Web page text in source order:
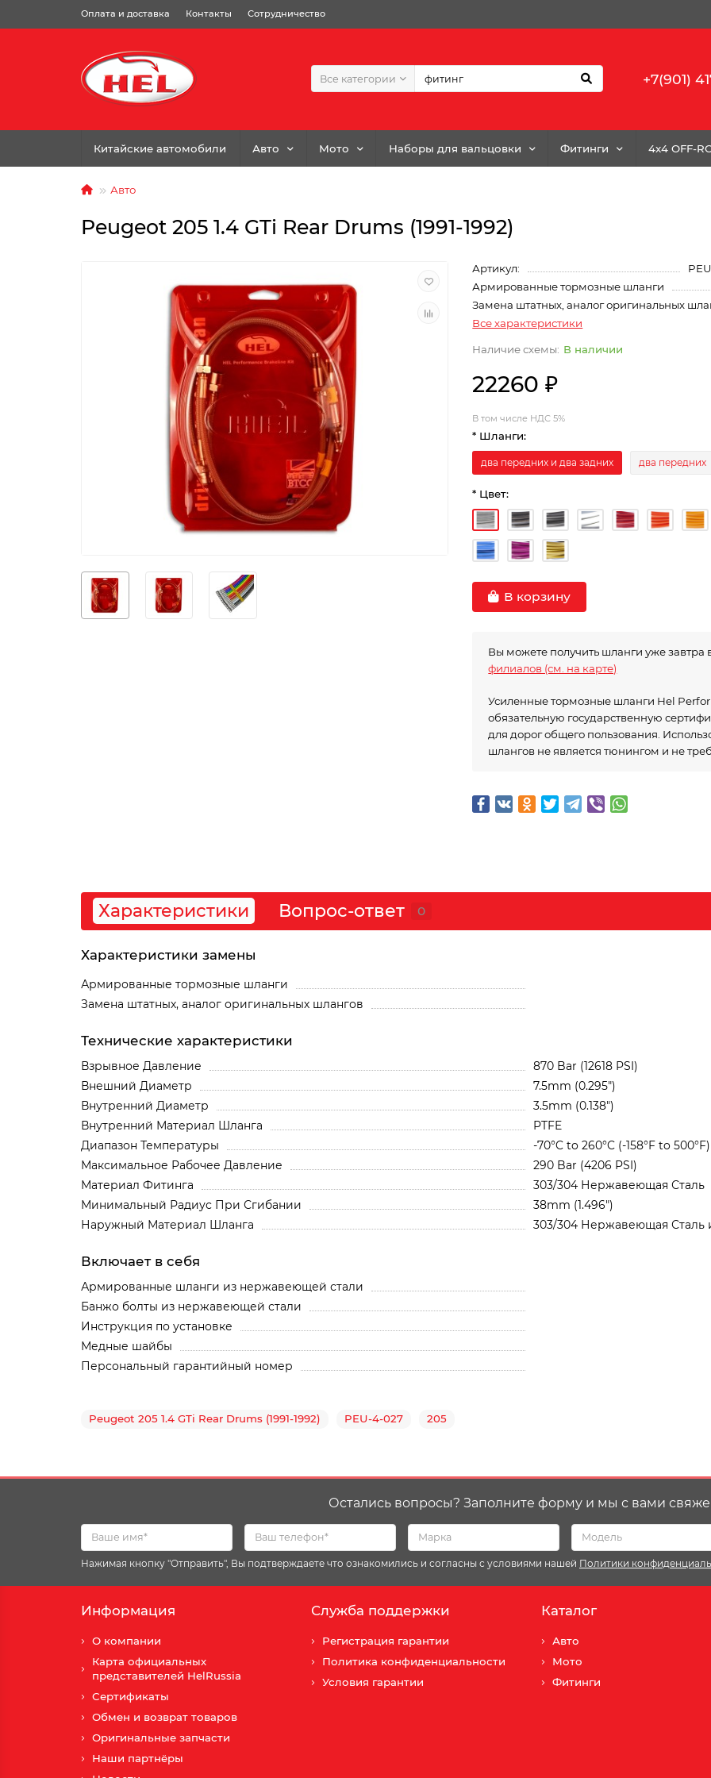
Оплата и доставка Контакты Сотрудничество
Все категории +7(901)
Китайские автомобили Авто Мото Наборы для вальцовки Фитинги 4x4 OFF-
Авто
Peugeot 205 1.4 GTi Rear Drums (1991-1992)
Артикул:
Армированные тормозные шланги
Замена штатных, аналог оригинальных
Все характеристики
В наличии
22260 ₽
В том числе НДС 5%
* Шланги:
два передних и два задних два передних
* Цвет:
В корзину
Вы можете получить шланги уже
филиалов (см. на карте)
Усиленные тормозные шланги Hel
обязательную государственную
для дорог общего пользования.
шлангов не является тюнингом и не
Характеристики Вопрос-ответ 0
Характеристики замены
Армированные тормозные шланги
Замена штатных, аналог оригинальных шлангов
Технические характеристики
Взрывное Давление
870 Bar (12618 PSI)
Внешний Диаметр
7.5mm (0.295")
Внутренний Диаметр
3.5mm (0.138")
Внутренний Материал Шланга
PTFE
Диапазон Температуры
-70°C to 260°C (-158°F to 500°F)
Максимальное Рабочее Давление
290 Bar (4206 PSI)
Материал Фитинга
303/304 Нержавеющая Сталь
Минимальный Радиус При Сгибании
38mm (1.496")
Наружный Материал Шланга
303/304 Нержавеющая Сталь
Включает в себя
Армированные шланги из нержавеющей стали
Банжо болты из нержавеющей стали
Инструкция по установке
Медные шайбы
Персональный гарантийный номер
Peugeot 205 1.4 GTi Rear Drums (1991-1992) PEU-4-027 205
Остались вопросы? Заполните форму и мы с вами
Нажимая кнопку "Отправить", Вы подтверждаете что ознакомились и согласны с условиями нашей Политики
Информация
О компании
Карта официальных
представителей HelRussia
Сертификаты
Обмен и возврат товаров
Оригинальные запчасти
Наши партнёры
Служба поддержки
Регистрация гарантии
Политика конфиденциальности
Условия гарантии
Каталог
Авто
Мото
Фитинги